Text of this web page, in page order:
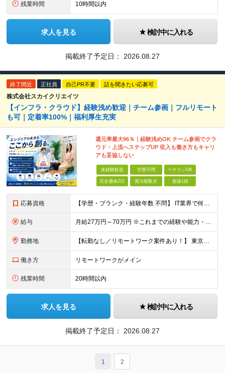
残業時間 10時間以内
求人を見る 検討中に入れる
掲載終了予定日： 2026.08.27
終了間近 正社員 自己PR不要 話を聞きたい応募可
株式会社スカイクリエイツ
【インフラ・クラウド】経験浅め歓迎｜チーム参画｜フルリモート
も可｜定着率100%｜福利厚生充実
還元率最大96％｜経験浅めOK チーム参画でクラ
ウド・上流へステップUP 収入も働き方もキャリ
アも妥協しない
未経験歓迎 学歴不問 ベテランOK
完全週休2日 賞与複数月 面接1回
応募資格 【学歴・ブランク・経験年数 不問】 IT業界で何かしらの実務経験をお持ちの方 インフラ、クラウド、開発、運用保守、テクニカルサポート、社内SEなど、経験領域は問いません。 ＼こんな方を歓迎します／
給与 月給27万円～70万円 ※これまでの経験や能力・希望年収を考慮し決定します。「選べる給与形態」制度で給与と賞与のバランスを選ん でいただけます！ ※上記金額には固定残業代（30時間分／4万1738円～
勤務地 【転勤なし／リモートワーク案件あり！】 東京都内、神奈川、千葉、埼玉の各プロジェクト先での勤務 ※会社への定期的な出社義務はなく、帰社日も設定されていません。 ※プロジェクト先への直行直帰が可能です。
働き方 リモートワークがメイン
残業時間 20時間以内
求人を見る 検討中に入れる
掲載終了予定日： 2026.08.27
1 2